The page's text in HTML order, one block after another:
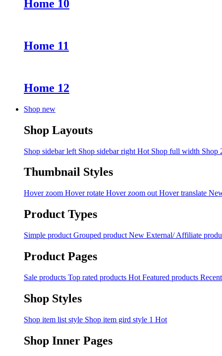
Home 10
Home 11
Home 12
Shop new
Shop Layouts
Shop sidebar left Shop sidebar right Hot Shop full width Shop
Thumbnail Styles
Hover zoom Hover rotate Hover zoom out Hover translate
Product Types
Simple product Grouped product New External/ Affiliate
Product Pages
Sale products Top rated products Hot Featured products
Shop Styles
Shop item list style Shop item gird style 1 Hot
Shop Inner Pages